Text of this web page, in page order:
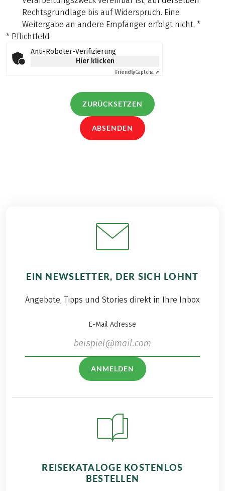
Rechtsgrundlage bis auf Widerspruch. Eine
Weitergabe an andere Empfänger erfolgt nicht. *
* Pflichtfeld
Anti-Roboter-Verifizierung
Hier klicken
FriendlyCaptcha ⇗
ZURÜCKSETZEN
ABSENDEN
EIN NEWSLETTER, DER SICH LOHNT
Angebote, Tipps und Stories direkt in Ihre Inbox
E-Mail Adresse
ANMELDEN
REISEKATALOGE KOSTENLOS
BESTELLEN